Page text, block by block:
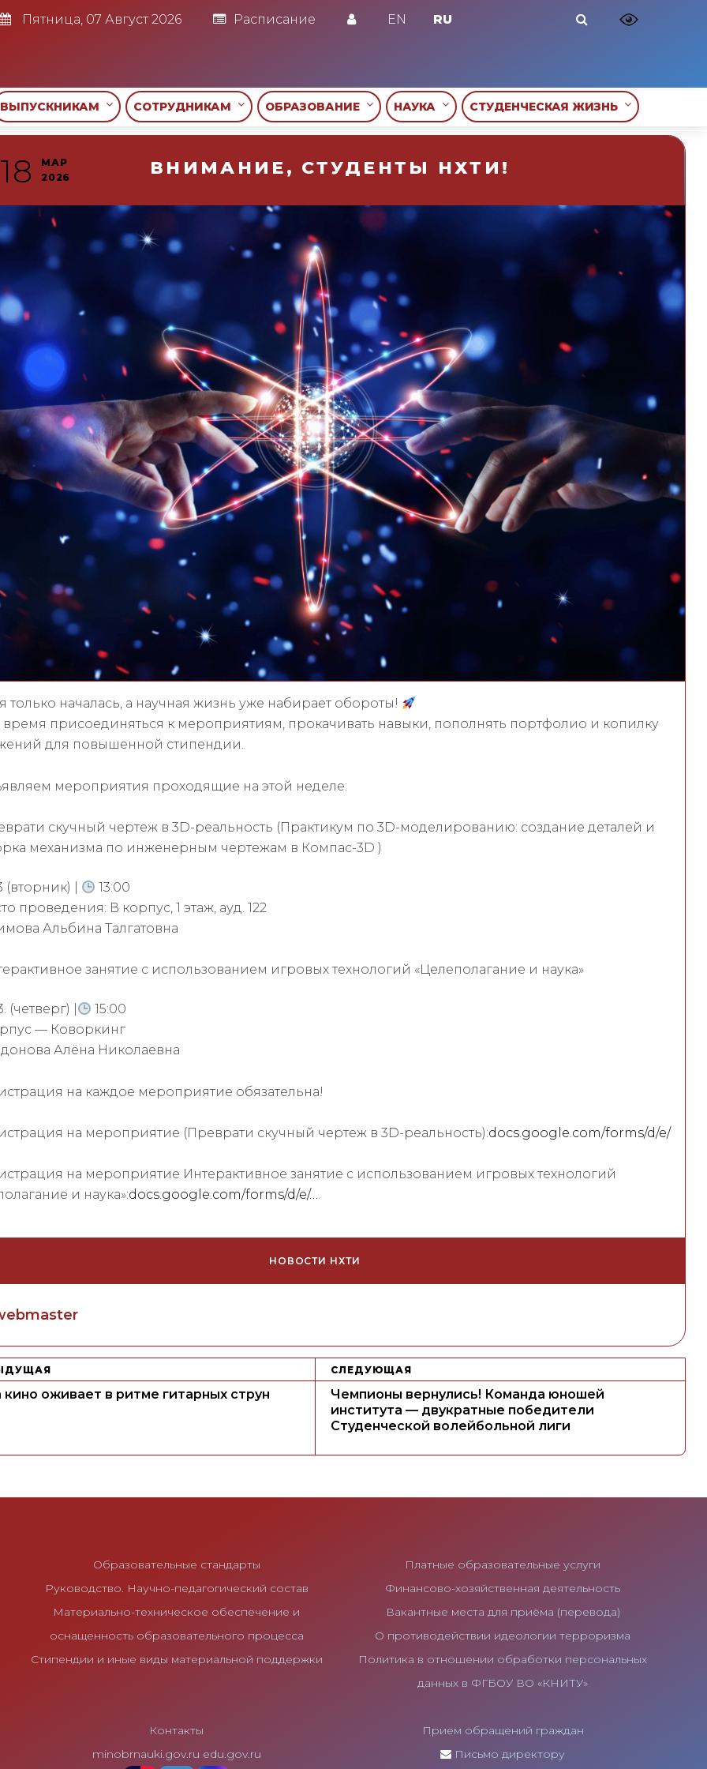
Пятница, 07 Август 2026 Расписание EN RU
ВЫПУСКНИКАМ СОТРУДНИКАМ ОБРАЗОВАНИЕ НАУКА СТУДЕНЧЕСКАЯ ЖИЗНЬ
ВНИМАНИЕ, СТУДЕНТЫ НХТИ!
18
МАР
2026
только началась, а научная жизнь уже набирает обороты!
присоединяться к мероприятиям, прокачивать навыки, пополнять портфолио и копилку
для повышенной стипендии.
мероприятия проходящие на этой неделе:
скучный чертеж в 3D-реальность (Практикум по 3D-моделированию: создание деталей и
механизма по инженерным чертежам в Компас-3D )
(вторник) |
13:00
проведения: В корпус, 1 этаж, ауд. 122
Альбина Талгатовна
занятие с использованием игровых технологий «Целеполагание и наука»
(четверг) |
15:00
— Коворкинг
Алёна Николаевна
на каждое мероприятие обязательна!
на мероприятие (Преврати скучный чертеж в 3D-реальность):docs.google.com/forms/d/e/
на мероприятие Интерактивное занятие с использованием игровых технологий
и наука»:docs.google.com/forms/d/e/…
НОВОСТИ НХТИ
кино оживает в ритме гитарных струн
СЛЕДУЮЩАЯ
Чемпионы вернулись! Команда юношей
института — двукратные победители
Студенческой волейбольной лиги
Образовательные стандарты
Руководство. Научно-педагогический состав
Материально-техническое обеспечение и
оснащенность образовательного процесса
Стипендии и иные виды материальной поддержки
Платные образовательные услуги
Финансово-хозяйственная деятельность
Вакантные места для приёма (перевода)
О противодействии идеологии терроризма
Политика в отношении обработки персональных
данных в ФГБОУ ВО «КНИТУ»
Контакты
minobrnauki.gov.ru edu.gov.ru
Прием обращений граждан
Письмо директору